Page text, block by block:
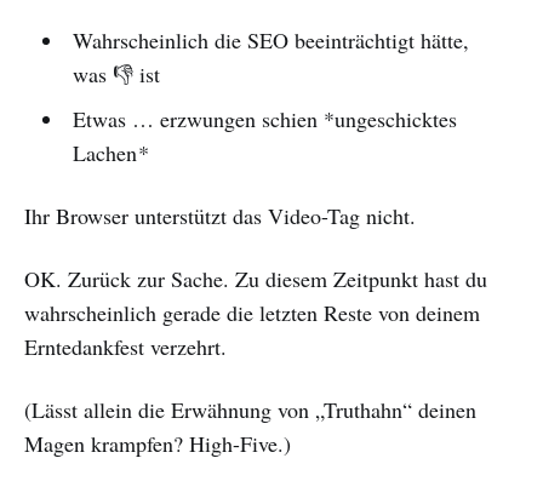
Wahrscheinlich die SEO beeinträchtigt hätte,
was 👎 ist
Etwas … erzwungen schien *ungeschicktes
Lachen*
Ihr Browser unterstützt das Video-Tag nicht.
OK. Zurück zur Sache. Zu diesem Zeitpunkt hast du
wahrscheinlich gerade die letzten Reste von deinem
Erntedankfest verzehrt.
(Lässt allein die Erwähnung von „Truthahn“ deinen
Magen krampfen? High-Five.)